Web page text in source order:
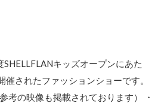
キッズオープンにあた
されたファッションショーです。
の映像も掲載されております） ・